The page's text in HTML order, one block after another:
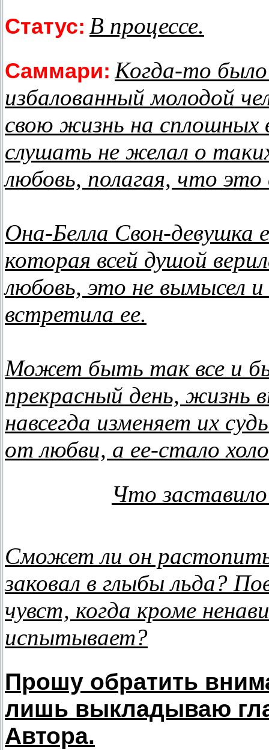
Статус: В процессе.
Саммари: Когда-то
избалованный молодой
свою жизнь на сплошных
слушать не желал о
любовь, полагая, что это
Она-Белла Свон-девушка
которая всей душой
любовь, это не вымысел
встретила ее.
Может быть так все и
прекрасный день, жизнь
навсегда изменяет их
от любви, а ее-стало
Что
Сможет ли он
заковал в глыбы льда?
чувст, когда кроме
испытывает?
Прошу обратить
лишь выкладываю
Автора.